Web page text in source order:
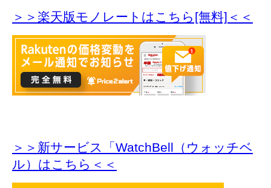
＞＞楽天版モノレートはこちら[無料]＜＜
＞＞新サービス「WatchBell（ウォッチベ
ル）はこちら＜＜